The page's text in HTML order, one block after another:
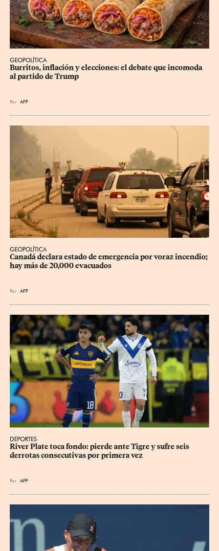
GEOPOLÍTICA
Burritos, inflación y elecciones: el debate que incomoda
al partido de Trump
Por AFP
GEOPOLÍTICA
Canadá declara estado de emergencia por voraz incendio;
hay más de 20,000 evacuados
Por AFP
DEPORTES
River Plate toca fondo: pierde ante Tigre y sufre seis
derrotas consecutivas por primera vez
Por AFP